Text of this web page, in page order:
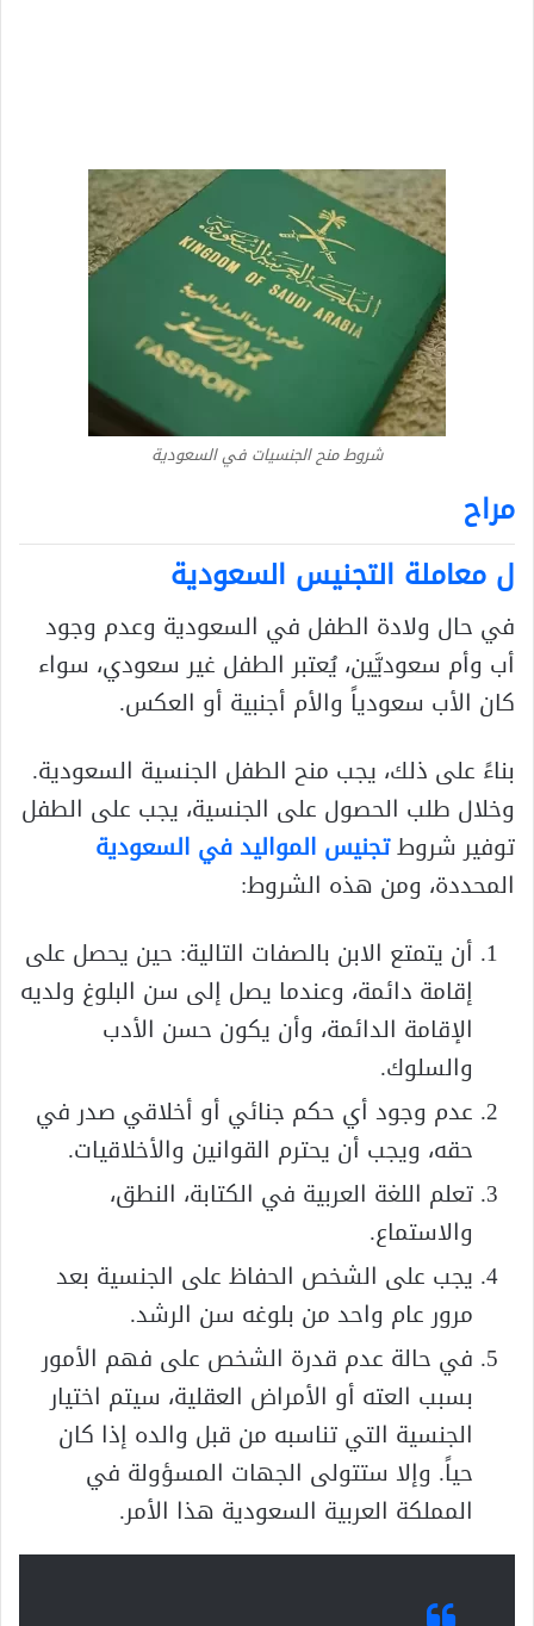
شروط منح الجنسيات في السعودية
مراح
ل معاملة التجنيس السعودية
في حال ولادة الطفل في السعودية وعدم وجود
أب وأم سعوديَّين، يُعتبر الطفل غير سعودي، سواء
كان الأب سعودياً والأم أجنبية أو العكس.
بناءً على ذلك، يجب منح الطفل الجنسية السعودية.
وخلال طلب الحصول على الجنسية، يجب على الطفل
توفير شروطتجنيس المواليد في السعودية
المحددة، ومن هذه الشروط:
أن يتمتع الابن بالصفات التالية: حين يحصل على
إقامة دائمة، وعندما يصل إلى سن البلوغ ولديه
الإقامة الدائمة، وأن يكون حسن الأدب
والسلوك.
عدم وجود أي حكم جنائي أو أخلاقي صدر في
حقه، ويجب أن يحترم القوانين والأخلاقيات.
تعلم اللغة العربية في الكتابة، النطق،
والاستماع.
يجب على الشخص الحفاظ على الجنسية بعد
مرور عام واحد من بلوغه سن الرشد.
في حالة عدم قدرة الشخص على فهم الأمور
بسبب العته أو الأمراض العقلية، سيتم اختيار
الجنسية التي تناسبه من قبل والده إذا كان
حياً. وإلا ستتولى الجهات المسؤولة في
المملكة العربية السعودية هذا الأمر.